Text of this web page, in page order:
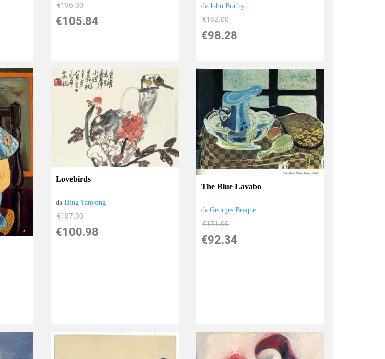
€196.00
€105.84
daJohn Bratby
€182.00
€98.28
Lovebirds
daDing Yanyong
€187.00
€100.98
The Blue Lavabo
daGeorges Braque
€171.00
€92.34